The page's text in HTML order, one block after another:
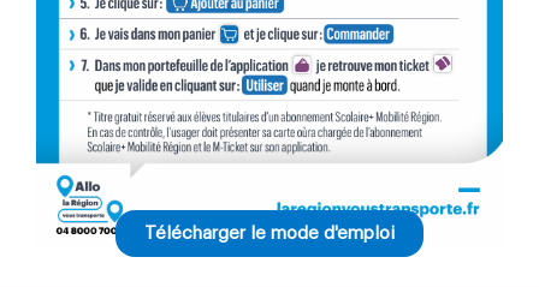
Télécharger le mode d'emploi